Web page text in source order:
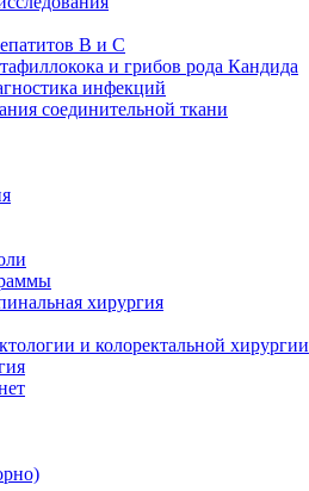
B и C
и грибов рода Кандида
инфекций
соединительной ткани
хирургия
и колоректальной хирургии